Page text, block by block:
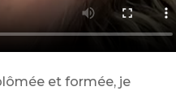
et formée, je